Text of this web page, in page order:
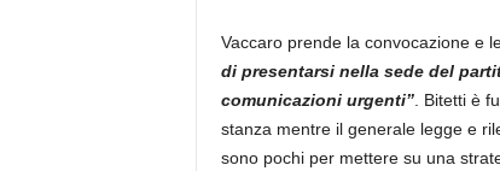
Vaccaro prende la convocazione e
di presentarsi nella sede del
comunicazioni urgenti”. Bitetti è
stanza mentre il generale legge e
sono pochi per mettere su una